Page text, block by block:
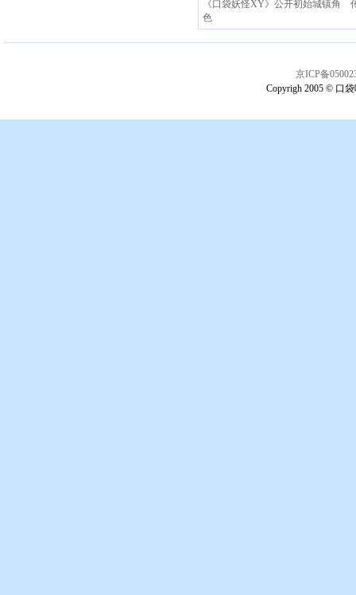
《口袋妖怪XY》公开初始城镇角
色
京ICP备
Copyrigh 2005 © 口